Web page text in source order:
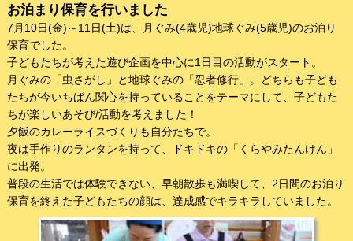
お泊まり保育を行いました
7月10日(金)～11日(土)は、月ぐみ(4歳児)地球ぐみ(5歳児)のお泊り
保育でした。
子どもたちが考えた遊び企画を中心に1日目の活動がスタート。
月ぐみの「虫さがし」と地球ぐみの「忍者修行」。どちらも子ども
たちが今いちばん関心を持っていることをテーマにして、子どもた
ちが楽しいあそび/活動を考えました！
夕飯のカレーライスづくりも自分たちで。
夜は手作りのランタンを持って、ドキドキの「くらやみたんけん」
に出発。
普段の生活では体験できない、早朝散歩も満喫して、2日間のお泊り
保育を終えた子どもたちの顔は、達成感でキラキラしていました。